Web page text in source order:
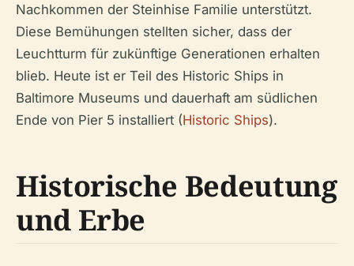
Nachkommen der Steinhise Familie unterstützt.
Diese Bemühungen stellten sicher, dass der
Leuchtturm für zukünftige Generationen erhalten
blieb. Heute ist er Teil des Historic Ships in
Baltimore Museums und dauerhaft am südlichen
Ende von Pier 5 installiert (Historic Ships).
Historische Bedeutung
und Erbe